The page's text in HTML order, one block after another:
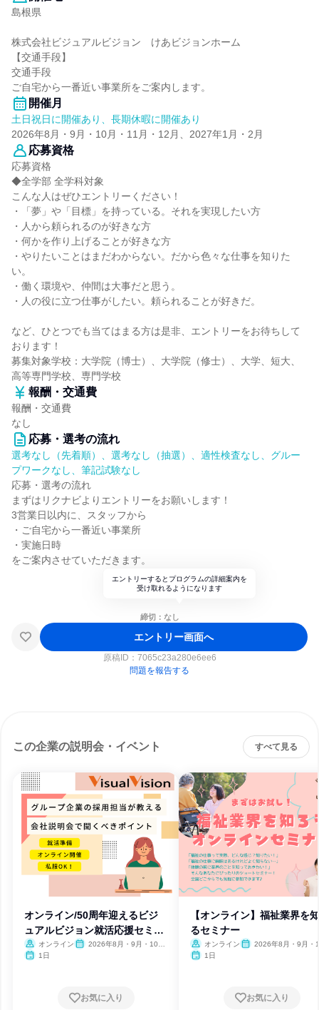
島根県
株式会社ビジュアルビジョン けあビジョンホーム
【交通手段】
交通手段
ご自宅から一番近い事業所をご案内します。
開催月
土日祝日に開催あり、長期休暇に開催あり
2026年8月・9月・10月・11月・12月、2027年1月・2月
応募資格
応募資格
◆全学部 全学科対象
こんな人はぜひエントリーください！
・「夢」や「目標」を持っている。それを実現したい方
・人から頼られるのが好きな方
・何かを作り上げることが好きな方
・やりたいことはまだわからない。だから色々な仕事を知りた
い。
・働く環境や、仲間は大事だと思う。
・人の役に立つ仕事がしたい。頼られることが好きだ。
など、ひとつでも当てはまる方は是非、エントリーをお待ちして
おります！
募集対象学校：大学院（博士）、大学院（修士）、大学、短大、
高等専門学校、専門学校
報酬・交通費
報酬・交通費
なし
応募・選考の流れ
選考なし（先着順）、選考なし（抽選）、適性検査なし、グルー
プワークなし、筆記試験なし
応募・選考の流れ
まずはリクナビよりエントリーをお願いします！
3営業日以内に、スタッフから
・ご自宅から一番近い事業所
・実施日時
をご案内させていただきます。
エントリーするとプログラムの詳細案内を
受け取れるようになります
締切：なし
エントリー画面へ
原稿ID： 7065c23a280e6ee6
問題を報告する
この企業の説明会・イベント すべて見る
オンライン/50周年迎えるビジ
ュアルビジョン就活応援セミナ
ー
オンライン
2026年8月・9月・10
1日
お気に入り
【オンライン】福祉業界を
るセミナー
オンライン
2026年8月・9月・
1日
お気に入り